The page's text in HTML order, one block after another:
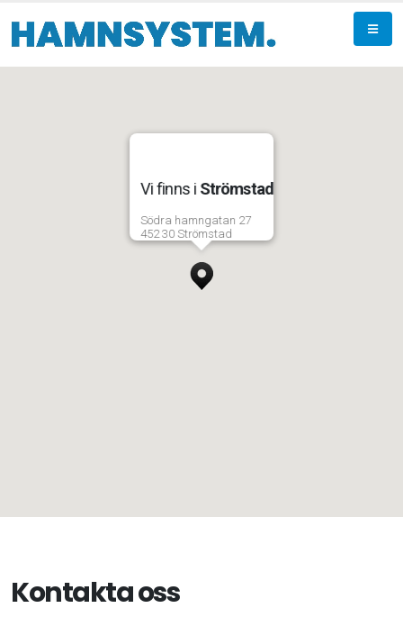
Vi finns i Strömstad
Södra hamngatan 27
452 30 Strömstad
Kontakta oss